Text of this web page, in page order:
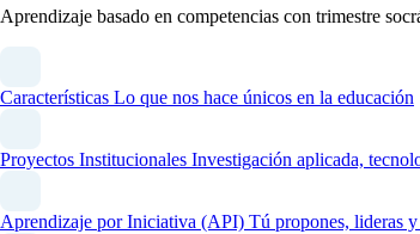
Aprendizaje basado en competencias con trimestre
Características Lo que nos hace únicos en la educación
Proyectos Institucionales Investigación aplicada,
Aprendizaje por Iniciativa (API) Tú propones, lideras